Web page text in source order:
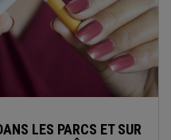
LES PARCS ET SUR